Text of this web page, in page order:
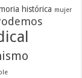
histórica mujer